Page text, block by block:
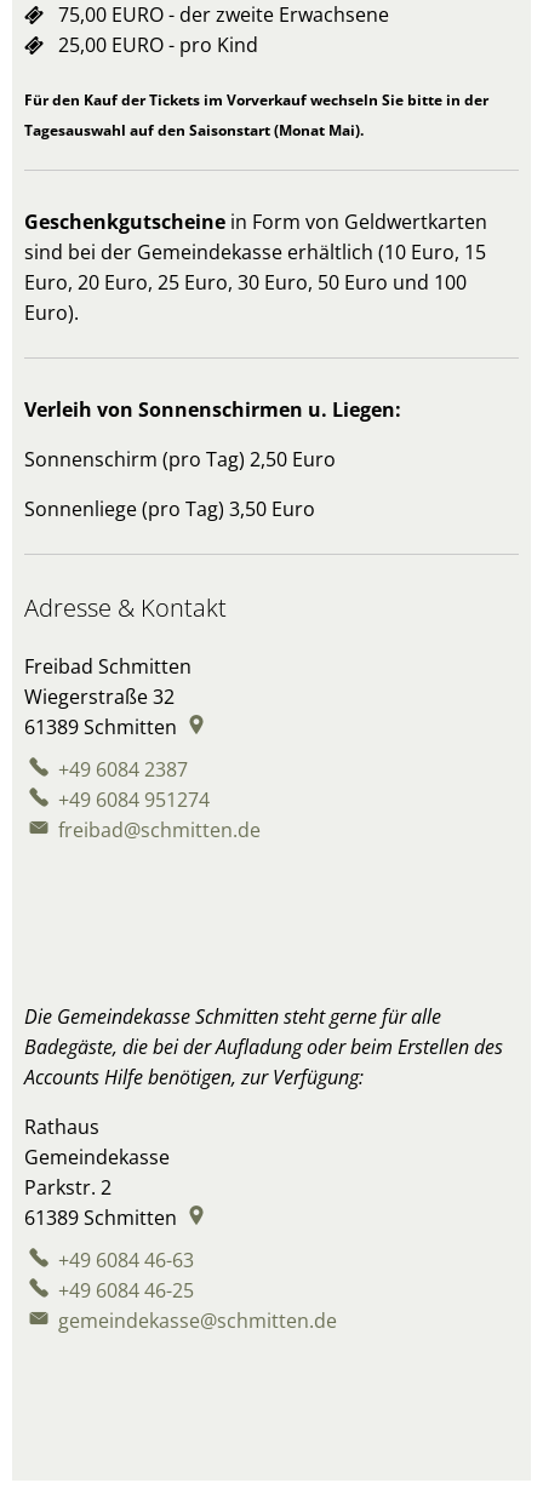
75,00 EURO - der zweite Erwachsene
25,00 EURO - pro Kind
Für den Kauf der Tickets im Vorverkauf wechseln Sie bitte in der
Tagesauswahl auf den Saisonstart (Monat Mai).
Geschenkgutscheine in Form von Geldwertkarten
sind bei der Gemeindekasse erhältlich (10 Euro, 15
Euro, 20 Euro, 25 Euro, 30 Euro, 50 Euro und 100
Euro).
Verleih von Sonnenschirmen u. Liegen:
Sonnenschirm (pro Tag) 2,50 Euro
Sonnenliege (pro Tag) 3,50 Euro
Adresse & Kontakt
Freibad Schmitten
Wiegerstraße 32
61389Schmitten
+49 6084 2387
+49 6084 951274
freibad@schmitten.de
Die Gemeindekasse Schmitten steht gerne für alle
Badegäste, die bei der Aufladung oder beim Erstellen des
Accounts Hilfe benötigen, zur Verfügung:
Rathaus
Gemeindekasse
Parkstr. 2
61389Schmitten
+49 6084 46-63
+49 6084 46-25
gemeindekasse@schmitten.de